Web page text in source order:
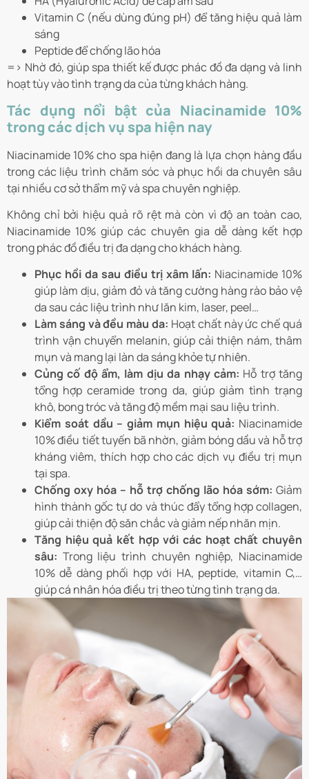
Vitamin C (nếu dùng đúng pH) để tăng hiệu quả làm
sáng
Peptide để chống lão hóa
=> Nhờ đó, giúp spa thiết kế được phác đồ đa dạng và linh
hoạt tùy vào tình trạng da của từng khách hàng.
Tác dụng nổi bật của Niacinamide 10%
trong các dịch vụ spa hiện nay
Niacinamide 10% cho spa hiện đang là lựa chọn hàng đầu
trong các liệu trình chăm sóc và phục hồi da chuyên sâu
tại nhiều cơ sở thẩm mỹ và spa chuyên nghiệp.
Không chỉ bởi hiệu quả rõ rệt mà còn vì độ an toàn cao,
Niacinamide 10% giúp các chuyên gia dễ dàng kết hợp
trong phác đồ điều trị đa dạng cho khách hàng.
Phục hồi da sau điều trị xâm lấn: Niacinamide 10%
giúp làm dịu, giảm đỏ và tăng cường hàng rào bảo vệ
da sau các liệu trình như lăn kim, laser, peel…
Làm sáng và đều màu da: Hoạt chất này ức chế quá
trình vận chuyển melanin, giúp cải thiện nám, thâm
mụn và mang lại làn da sáng khỏe tự nhiên.
Củng cố độ ẩm, làm dịu da nhạy cảm: Hỗ trợ tăng
tổng hợp ceramide trong da, giúp giảm tình trạng
khô, bong tróc và tăng độ mềm mại sau liệu trình.
Kiểm soát dầu – giảm mụn hiệu quả: Niacinamide
10% điều tiết tuyến bã nhờn, giảm bóng dầu và hỗ trợ
kháng viêm, thích hợp cho các dịch vụ điều trị mụn
tại spa.
Chống oxy hóa – hỗ trợ chống lão hóa sớm: Giảm
hình thành gốc tự do và thúc đẩy tổng hợp collagen,
giúp cải thiện độ săn chắc và giảm nếp nhăn mịn.
Tăng hiệu quả kết hợp với các hoạt chất chuyên
sâu: Trong liệu trình chuyên nghiệp, Niacinamide
10% dễ dàng phối hợp với HA, peptide, vitamin C,…
giúp cá nhân hóa điều trị theo từng tình trạng da.